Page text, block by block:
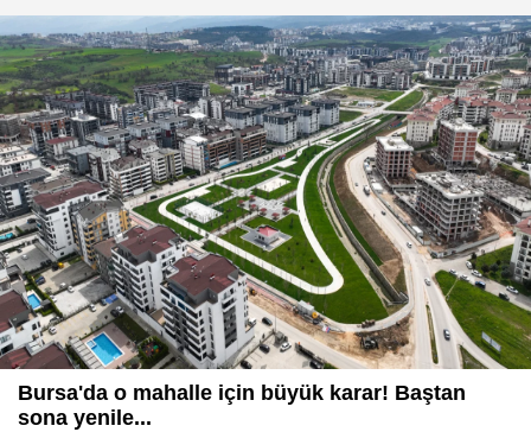
Bursa'da o mahalle için büyük karar! Baştan
sona yenile...